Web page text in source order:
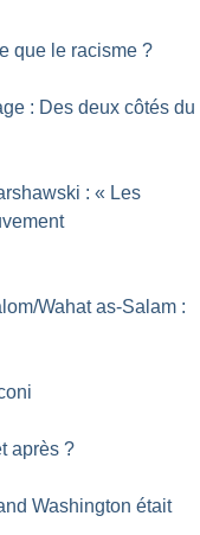
que le racisme ?
: Des deux côtés du
: « Les
Wahat as-Salam :
après ?
Washington était